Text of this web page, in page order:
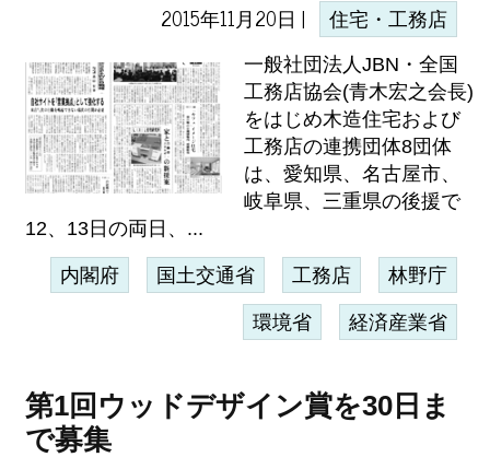
2015年11月20日 | 住宅・工務店
一般社団法人JBN・全国
工務店協会(青木宏之会長)
をはじめ木造住宅および
工務店の連携団体8団体
は、愛知県、名古屋市、
岐阜県、三重県の後援で
12、13日の両日、...
内閣府 国土交通省 工務店 林野庁
環境省 経済産業省
第1回ウッドデザイン賞を30日ま
で募集